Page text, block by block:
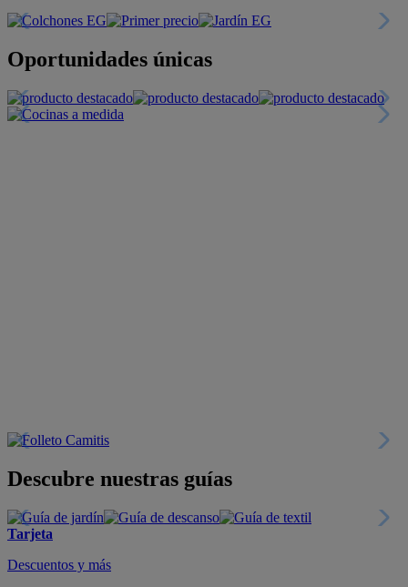
Oportunidades únicas
Descubre nuestras guías
Tarjeta
Descuentos y más